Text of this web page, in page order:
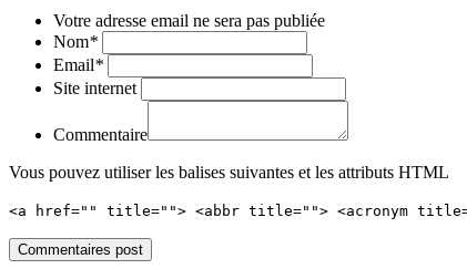
Votre adresse email ne sera pas publiée
Nom*
Email*
Site internet
Commentaire
Vous pouvez utiliser les balises suivantes et les attributs HTML
<a href="" title=""> <abbr title=""> <acronym